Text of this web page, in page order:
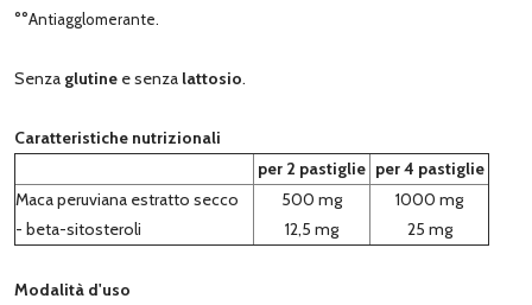
°°Antiagglomerante.
Senza glutine e senza lattosio.
Caratteristiche nutrizionali
per 2 pastiglie per 4 pastiglie
Maca peruviana estratto secco
- beta-sitosteroli
500 mg
12,5 mg
1000 mg
25 mg
Modalità d'uso